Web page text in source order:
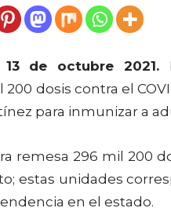
13 de octubre 2021.
200 dosis contra el
para inmunizar a
296 mil 200
estas unidades
en el estado.